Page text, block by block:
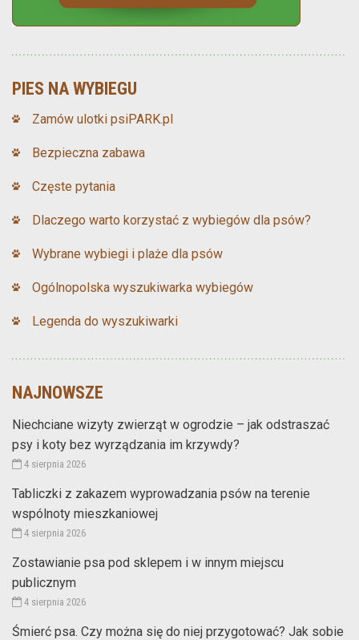
PIES NA WYBIEGU
Zamów ulotki psiPARK.pl
Bezpieczna zabawa
Częste pytania
Dlaczego warto korzystać z wybiegów dla psów?
Wybrane wybiegi i plaże dla psów
Ogólnopolska wyszukiwarka wybiegów
Legenda do wyszukiwarki
NAJNOWSZE
Niechciane wizyty zwierząt w ogrodzie – jak odstraszać
psy i koty bez wyrządzania im krzywdy?
4 sierpnia 2026
Tabliczki z zakazem wyprowadzania psów na terenie
wspólnoty mieszkaniowej
4 sierpnia 2026
Zostawianie psa pod sklepem i w innym miejscu
publicznym
4 sierpnia 2026
Śmierć psa. Czy można się do niej przygotować? Jak sobie